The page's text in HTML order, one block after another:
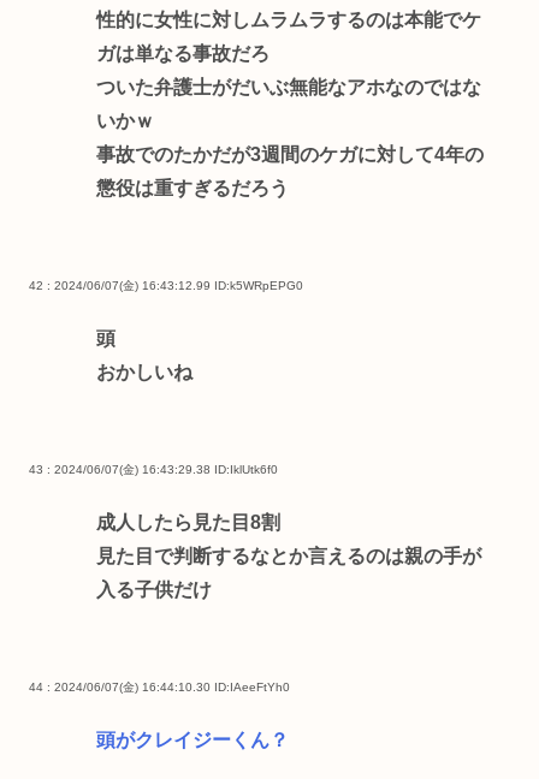
性的に女性に対しムラムラするのは本能でケ
ガは単なる事故だろ
ついた弁護士がだいぶ無能なアホなのではな
いかｗ
事故でのたかだが3週間のケガに対して4年の
懲役は重すぎるだろう
42 : 2024/06/07(金) 16:43:12.99 ID:k5WRpEPG0
頭
おかしいね
43 : 2024/06/07(金) 16:43:29.38 ID:IklUtk6f0
成人したら見た目8割
見た目で判断するなとか言えるのは親の手が
入る子供だけ
44 : 2024/06/07(金) 16:44:10.30 ID:IAeeFtYh0
頭がクレイジーくん？